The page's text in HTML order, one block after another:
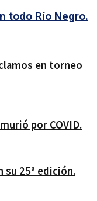
todo Río Negro.
en torneo
por COVID.
su 25ª edición.